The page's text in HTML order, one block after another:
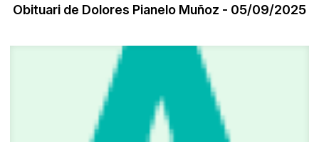
Obituari de Dolores Pianelo Muñoz - 05/09/2025